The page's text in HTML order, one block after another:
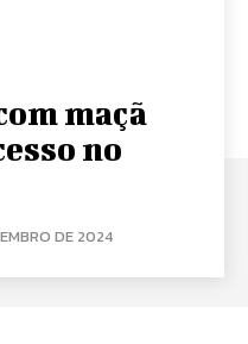
maçã
no
DE 2024